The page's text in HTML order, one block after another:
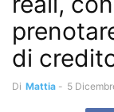
di
Di Mattia - 5